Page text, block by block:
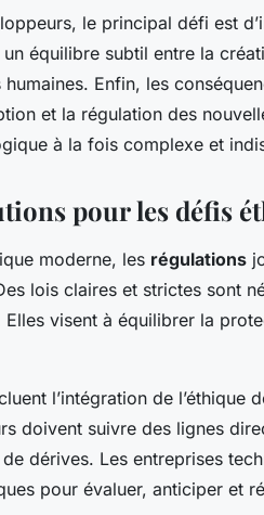
le principal défi est
un équilibre subtil entre la
Enfin, les
et la régulation des
à la fois complexe et
pour les défis
moderne, les régulations
lois claires et strictes sont
visent à équilibrer la
l’intégration de l’éthique
doivent suivre des lignes
dérives. Les entreprises
pour évaluer, anticiper et